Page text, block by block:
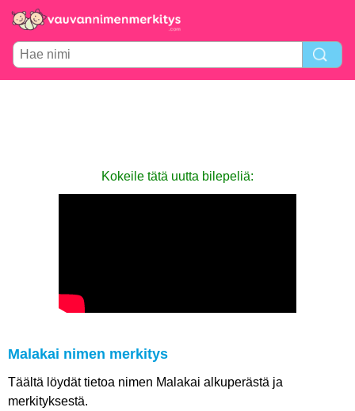
Kokeile tätä uutta bilepeliä:
Malakai nimen merkitys
Täältä löydät tietoa nimen Malakai alkuperästä ja
merkityksestä.